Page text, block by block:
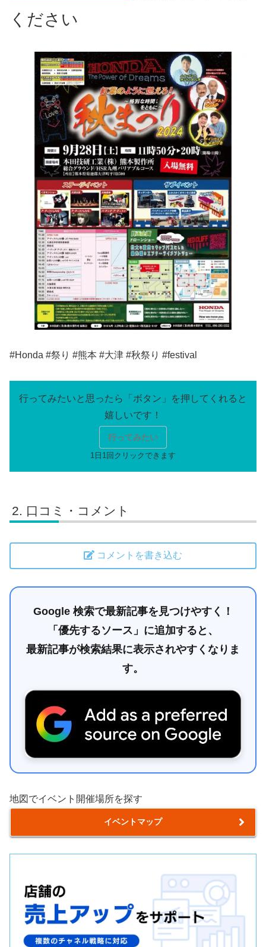
ください
#Honda #祭り #熊本 #大津 #秋祭り #festival
行ってみたい
口コミ・コメント
コメントを書き込む
Google 検索で最新記事を見つけやすく！
「優先するソース」に追加すると、
最新記事が検索結果に表示されやすくなりま
す。
地図でイベント開催場所を探す
イベントマップ